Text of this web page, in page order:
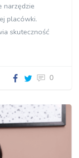
placówki.
skuteczność
0